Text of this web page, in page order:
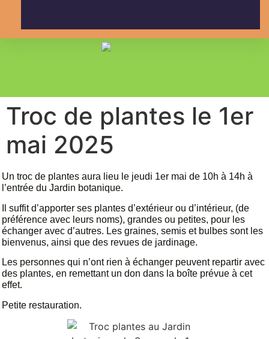
Troc de plantes le 1er
mai 2025
Un troc de plantes aura lieu le jeudi 1er mai de 10h à 14h à
l’entrée du Jardin botanique.
Il suffit d’apporter ses plantes d’extérieur ou d’intérieur, (de
préférence avec leurs noms), grandes ou petites, pour les
échanger avec d’autres. Les graines, semis et bulbes sont les
bienvenus, ainsi que des revues de jardinage.
Les personnes qui n’ont rien à échanger peuvent repartir avec
des plantes, en remettant un don dans la boîte prévue à cet
effet.
Petite restauration.